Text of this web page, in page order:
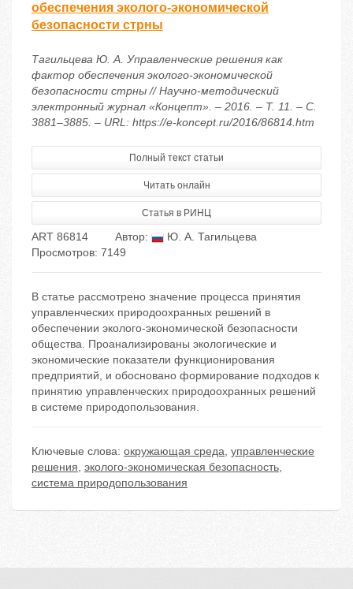
обеспечения эколого-экономической
безопасности стрны
Тагильцева Ю. А. Управленческие решения как
фактор обеспечения эколого-экономической
безопасности стрны // Научно-методический
электронный журнал «Концепт». – 2016. – Т. 11. – С.
3881–3885. – URL: https://e-koncept.ru/2016/86814.htm
Полный текст статьи
Читать онлайн
Статья в РИНЦ
ART 86814 Автор:
Ю. А. Тагильцева
Просмотров: 7149
В статье рассмотрено значение процесса принятия
управленческих природоохранных решений в
обеспечении эколого-экономической безопасности
общества. Проанализированы экологические и
экономические показатели функционирования
предприятий, и обосновано формирование подходов к
принятию управленческих природоохранных решений
в системе природопользования.
Ключевые слова: окружающая среда, управленческие
решения, эколого-экономическая безопасность,
система природопользования